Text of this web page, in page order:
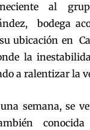
al
bodega
ubicación en
la
a ralentizar la
semana, se